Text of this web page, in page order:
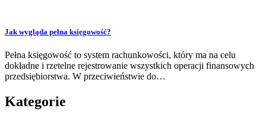
Jak wygląda pełna księgowość?
Pełna księgowość to system rachunkowości, który ma na celu
dokładne i rzetelne rejestrowanie wszystkich operacji finansowych
przedsiębiorstwa. W przeciwieństwie do…
Kategorie